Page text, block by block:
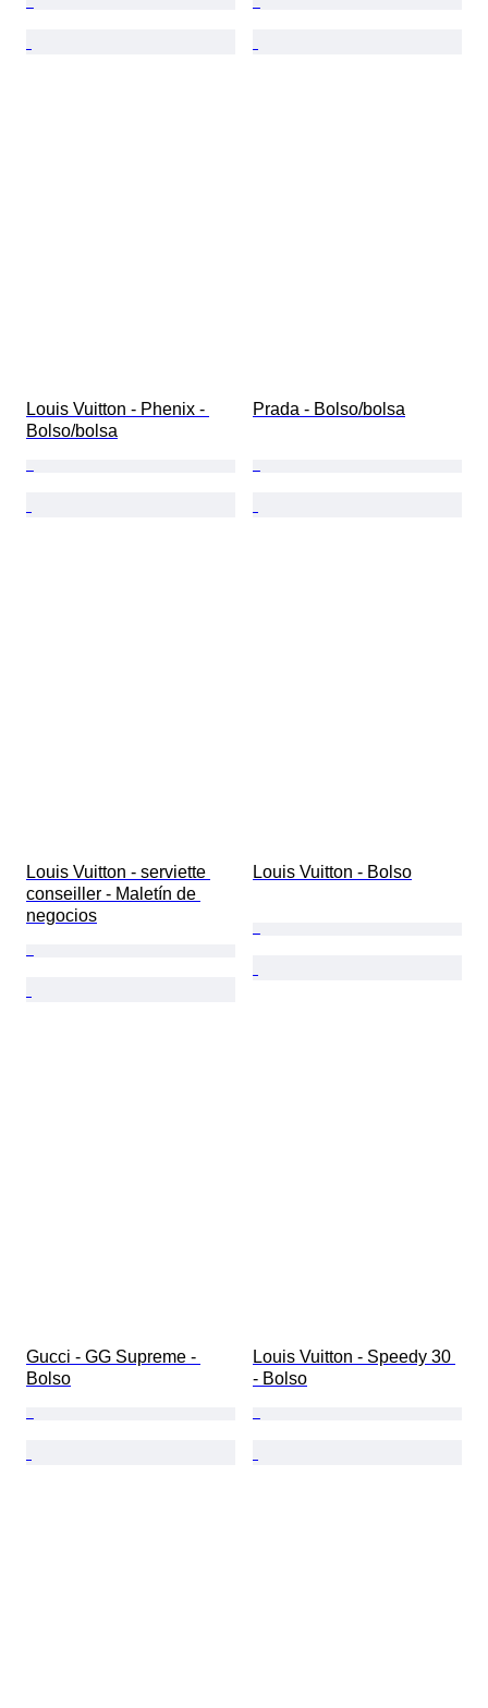
Louis Vuitton - Phenix -
Bolso/bolsa
Prada - Bolso/bolsa
Louis Vuitton - serviette
conseiller - Maletín de
negocios
Louis Vuitton - Bolso
Gucci - GG Supreme -
Bolso
Louis Vuitton - Speedy 30
- Bolso